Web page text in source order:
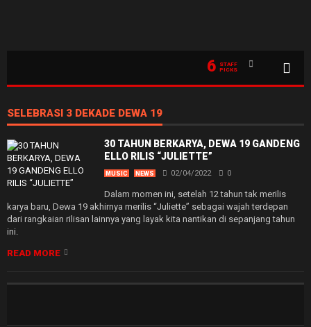
6
STAFF
PICKS
SELEBRASI 3 DEKADE DEWA 19
30 TAHUN BERKARYA, DEWA 19 GANDENG
ELLO RILIS “JULIETTE”
MUSIC NEWS 02/04/2022 0
Dalam momen ini, setelah 12 tahun tak merilis
karya baru, Dewa 19 akhirnya merilis “Juliette” sebagai wajah terdepan
dari rangkaian rilisan lainnya yang layak kita nantikan di sepanjang tahun
ini.
READ MORE